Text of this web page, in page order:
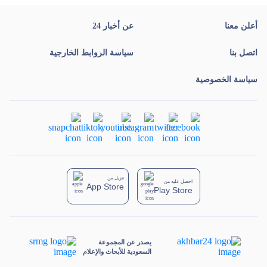
يصدر عن المجموعة
السعودية للأبحاث والإعلام
أعلن معنا عن أخبار 24
اتصل بنا سياسة الروابط الخارجية
سياسة الخصوصية
تنزيل من
App Store
احصل عليه من
Play Store